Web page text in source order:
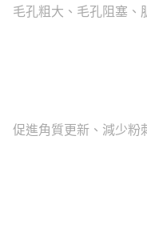
毛孔粗大、毛孔阻塞
促進角質更新、減少粉